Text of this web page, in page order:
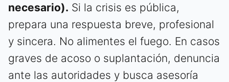
necesario). Si la crisis es pública,
prepara una respuesta breve, profesional
y sincera. No alimentes el fuego. En casos
graves de acoso o suplantación, denuncia
ante las autoridades y busca asesoría